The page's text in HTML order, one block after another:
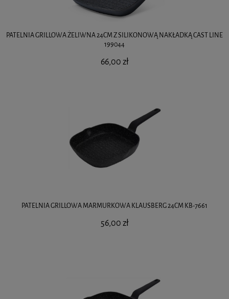
PATELNIA GRILLOWA ŻELIWNA 24CM Z SILIKONOWĄ NAKŁADKĄ CAST LINE
199044
66,00 zł
PATELNIA GRILLOWA MARMURKOWA KLAUSBERG 24CM KB-7661
56,00 zł